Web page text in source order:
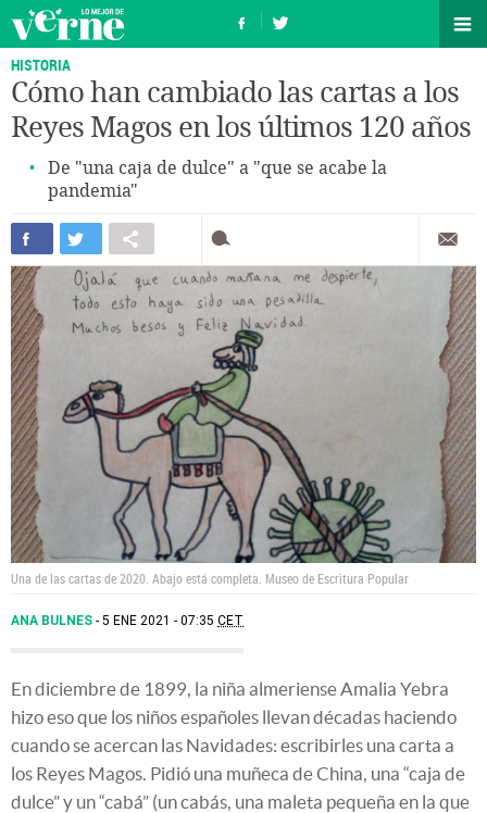
HISTORIA
Cómo han cambiado las cartas a los
Reyes Magos en los últimos 120 años
De "una caja de dulce" a "que se acabe la
pandemia"
Una de las cartas de 2020. Abajo está completa. Museo de Escritura Popular
ANA BULNES 5 ENE 2021 - 07:35 CET
En diciembre de 1899, la niña almeriense Amalia Yebra
hizo eso que los niños españoles llevan décadas haciendo
cuando se acercan las Navidades: escribirles una carta a
los Reyes Magos. Pidió una muñeca de China, una “caja de
dulce” y un “cabá” (un cabás, una maleta pequeña en la que